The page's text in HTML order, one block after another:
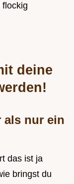
flockig
deine
als nur ein
das ist ja
bringst du